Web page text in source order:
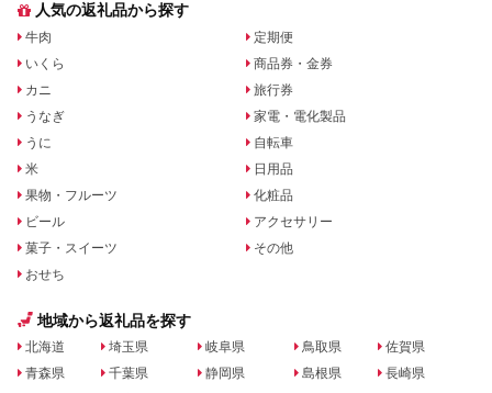
人気の返礼品から探す
牛肉
いくら
カニ
うなぎ
うに
米
果物・フルーツ
ビール
菓子・スイーツ
おせち
定期便
商品券・金券
旅行券
家電・電化製品
自転車
日用品
化粧品
アクセサリー
その他
地域から返礼品を探す
北海道
青森県
埼玉県
千葉県
岐阜県
静岡県
鳥取県
島根県
佐賀県
長崎県